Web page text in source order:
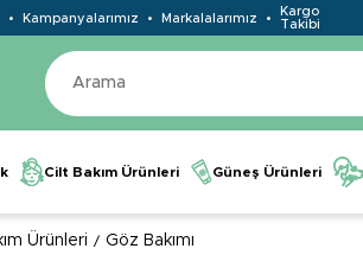
Kampanyalarımız Markalalarımız
Kargo
Takibi
Cilt Bakım Ürünleri Güneş Ürünleri
Ürünleri Göz Bakımı